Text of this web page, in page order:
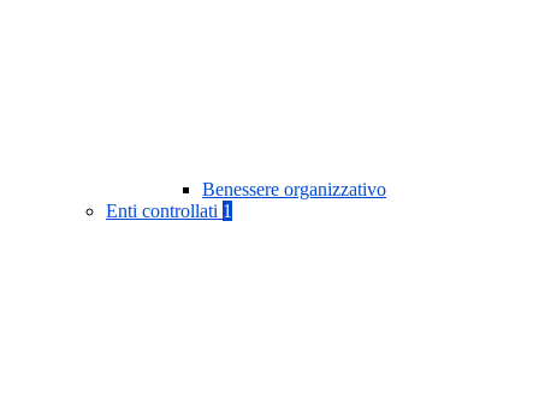
Benessere organizzativo
Enti controllati 1